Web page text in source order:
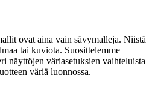
ovat aina vain sävymalleja. Niistä
tai kuviota. Suosittelemme
näyttöjen väriasetuksien vaihteluista
väriä luonnossa.